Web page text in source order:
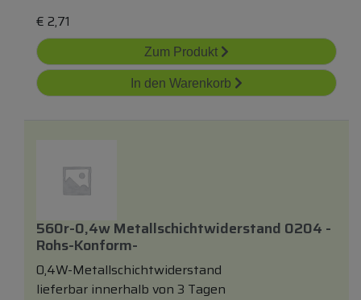
€ 2,71
Zum Produkt
In den Warenkorb
560r-0,4w Metallschichtwiderstand 0204 -
Rohs-Konform-
0,4W-Metallschichtwiderstand
lieferbar innerhalb von 3 Tagen